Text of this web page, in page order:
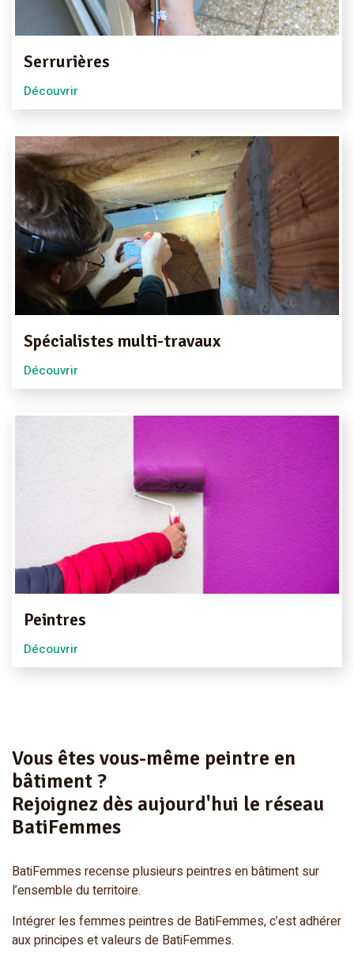
Serrurières
Découvrir
Spécialistes multi-travaux
Découvrir
Peintres
Découvrir
Vous êtes vous-même peintre en
bâtiment ?
Rejoignez dès aujourd'hui le réseau
BatiFemmes
BatiFemmes recense plusieurs peintres en bâtiment sur
l’ensemble du territoire.
Intégrer les femmes peintres de BatiFemmes, c’est adhérer
aux principes et valeurs de BatiFemmes.